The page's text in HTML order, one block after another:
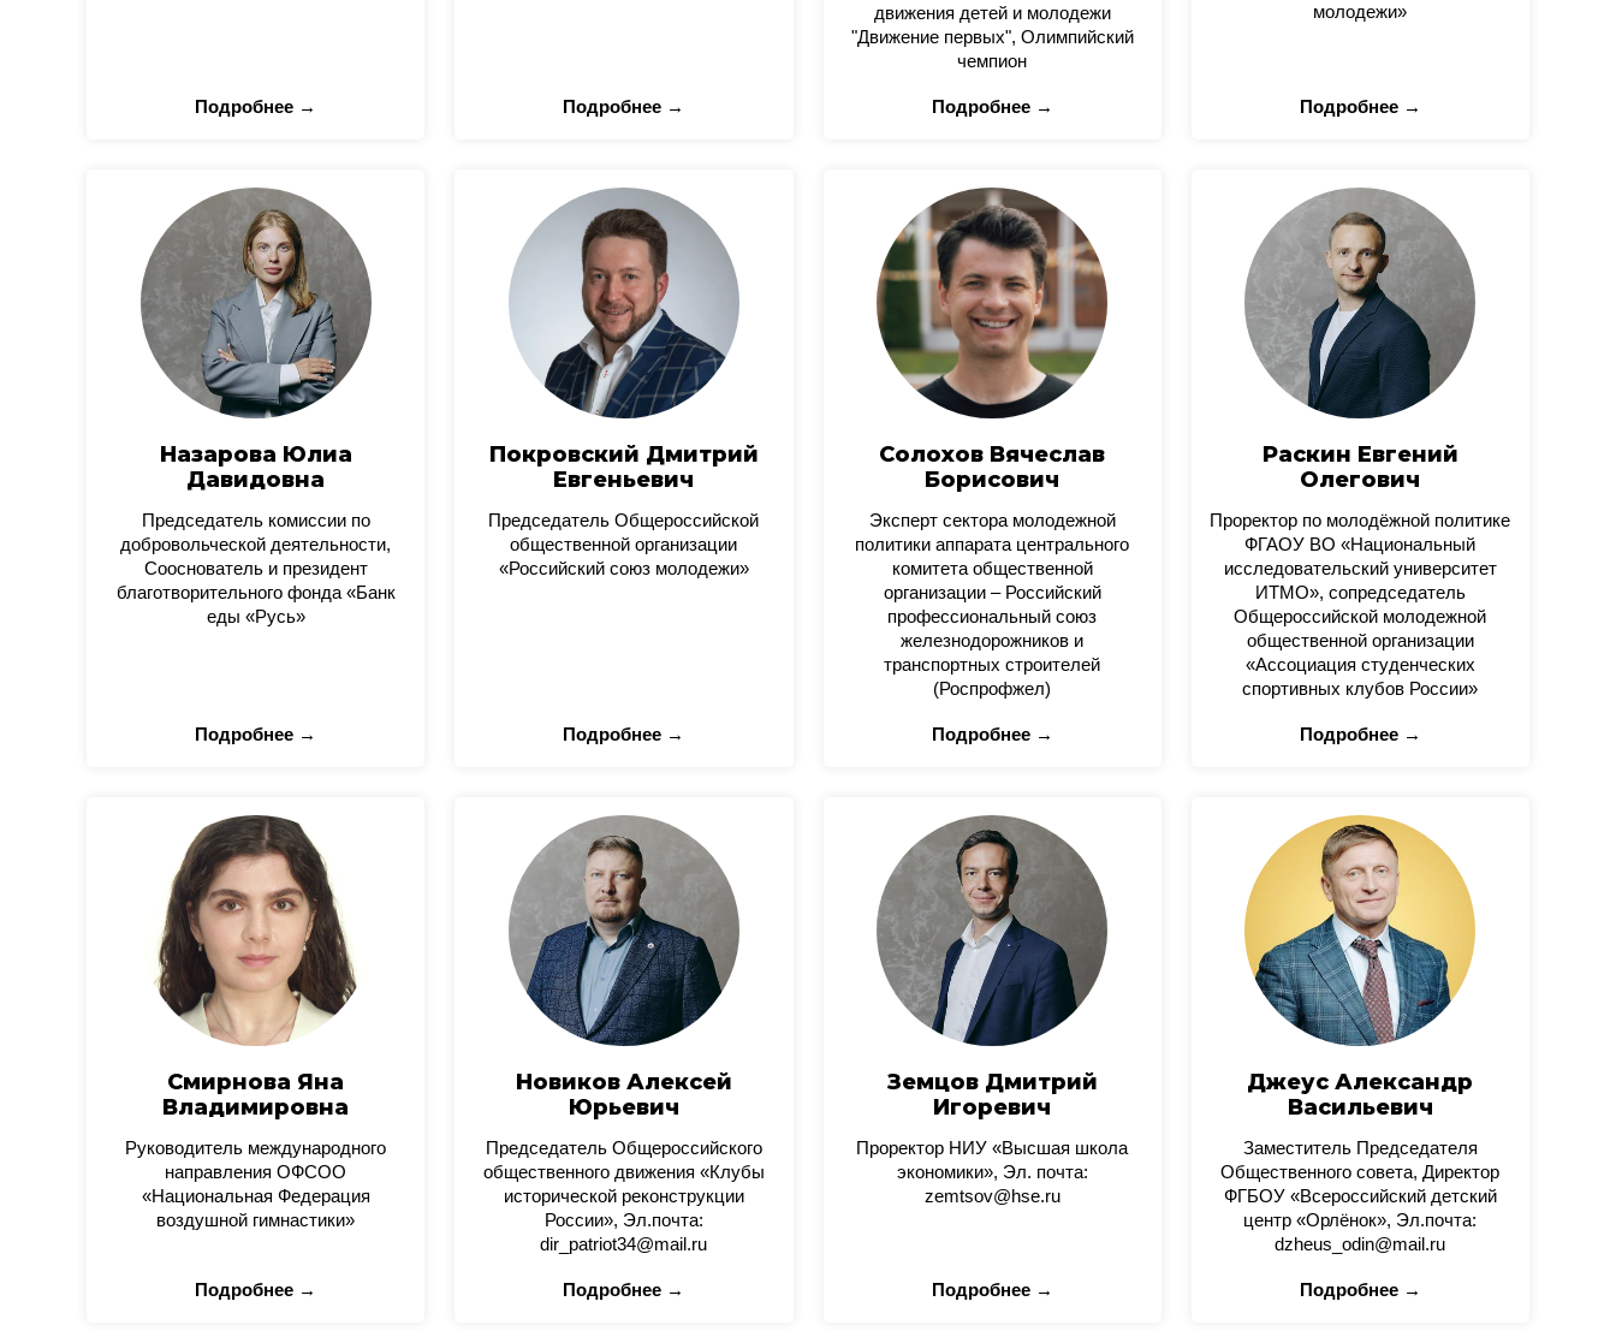
Подробнее → Подробнее →
движения детей и молодежи
"Движение первых", Олимпийский
чемпион
Подробнее →
молодежи»
Подробнее →
Назарова Юлиа
Давидовна
Председатель комиссии по
добровольческой деятельности,
Сооснователь и президент
благотворительного фонда «Банк
еды «Русь»
Подробнее →
Покровский Дмитрий
Евгеньевич
Председатель Общероссийской
общественной организации
«Российский союз молодежи»
Подробнее →
Солохов Вячеслав
Борисович
Эксперт сектора молодежной
политики аппарата центрального
комитета общественной
организации – Российский
профессиональный союз
железнодорожников и
транспортных строителей
(Роспрофжел)
Подробнее →
Раскин Евгений
Олегович
Проректор по молодёжной политике
ФГАОУ ВО «Национальный
исследовательский университет
ИТМО», сопредседатель
Общероссийской молодежной
общественной организации
«Ассоциация студенческих
спортивных клубов России»
Подробнее →
Смирнова Яна
Владимировна
Руководитель международного
направления ОФСОО
«Национальная Федерация
воздушной гимнастики»
Подробнее →
Новиков Алексей
Юрьевич
Председатель Общероссийского
общественного движения «Клубы
исторической реконструкции
России», Эл.почта:
dir_patriot34@mail.ru
Подробнее →
Земцов Дмитрий
Игоревич
Проректор НИУ «Высшая школа
экономики», Эл. почта:
zemtsov@hse.ru
Подробнее →
Джеус Александр
Васильевич
Заместитель Председателя
Общественного совета, Директор
ФГБОУ «Всероссийский детский
центр «Орлёнок», Эл.почта:
dzheus_odin@mail.ru
Подробнее →